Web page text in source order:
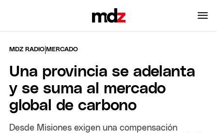
MDZ RADIO |MERCADO
Una provincia se adelanta
y se suma al mercado
global de carbono
Desde Misiones exigen una compensación